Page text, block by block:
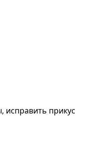
исправить прикус